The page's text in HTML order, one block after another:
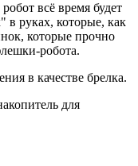
всё время будет
в руках, которые, как
которые прочно
робота.
в качестве брелка.
для